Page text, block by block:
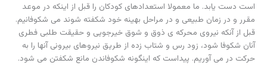
است دست یابد. ما معمولا استعدادهای کودکان را قبل از اینکه در موعد
مقرر و در زمان طبیعی و در مراحل بهینه خود شکفته شوند می شکوفانیم.
قبل از آنکه نیروی محرکه ی ذوق و شوق خیرجویی و حقیقت طلبی فطری
آنان شکوفا شود، زود رس و شتاب زده از طریق نیروهای بیرونی آنها را به
حرکت در می آوریم. پیداست که اینگونه شکوفاندن مانع شکفتن می شود.